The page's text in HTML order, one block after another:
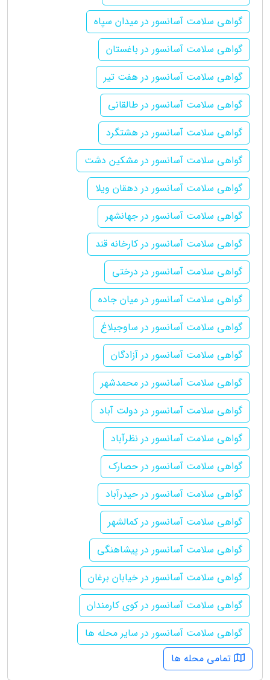
گواهی سلامت آسانسور در میدان سپاه
گواهی سلامت آسانسور در باغستان
گواهی سلامت آسانسور در هفت تیر
گواهی سلامت آسانسور در طالقانی
گواهی سلامت آسانسور در هشتگرد
گواهی سلامت آسانسور در مشکین دشت
گواهی سلامت آسانسور در دهقان ویلا
گواهی سلامت آسانسور در جهانشهر
گواهی سلامت آسانسور در کارخانه قند
گواهی سلامت آسانسور در درختی
گواهی سلامت آسانسور در میان جاده
گواهی سلامت آسانسور در ساوجبلاغ
گواهی سلامت آسانسور در آزادگان
گواهی سلامت آسانسور در محمدشهر
گواهی سلامت آسانسور در دولت آباد
گواهی سلامت آسانسور در نظرآباد
گواهی سلامت آسانسور در حصارک
گواهی سلامت آسانسور در حیدرآباد
گواهی سلامت آسانسور در کمالشهر
گواهی سلامت آسانسور در پیشاهنگی
گواهی سلامت آسانسور در خیابان برغان
گواهی سلامت آسانسور در کوی کارمندان
گواهی سلامت آسانسور در سایر محله ها
تمامی محله ها